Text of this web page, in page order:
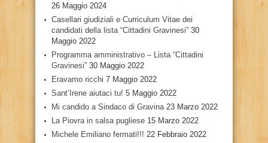
26 Maggio 2024
Casellari giudiziali e Curriculum Vitae dei
candidati della lista “Cittadini Gravinesi” 30
Maggio 2022
Programma amministrativo – Lista “Cittadini
Gravinesi” 30 Maggio 2022
Eravamo ricchi 7 Maggio 2022
Sant’Irene aiutaci tu! 5 Maggio 2022
Mi candido a Sindaco di Gravina 23 Marzo 2022
La Piovra in salsa pugliese 15 Marzo 2022
Michele Emiliano fermati!!! 22 Febbraio 2022